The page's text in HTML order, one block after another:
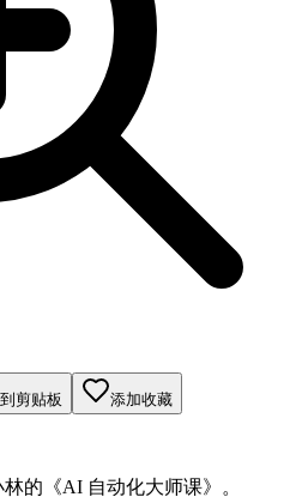
剪贴板 添加收藏
的《AI 自动化大师课》。